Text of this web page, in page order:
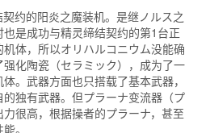
约的阳炎之魔装机。是继ノルス之
是成功与精灵缔结契约的第1台正
体，所以オリハルコニウム没能确
化陶瓷（セラミック），成为了一
。武器方面也只搭载了基本武器，
独有武器。但プラーナ变流器（プ
很高，根据操者的プラーナ，甚至
。